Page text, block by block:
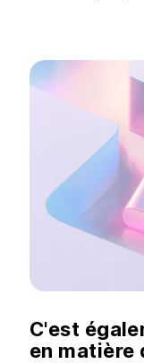
C'est
en matière